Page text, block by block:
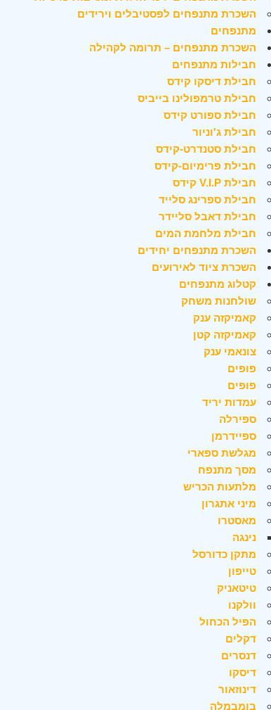
השכרת מתנפחים לפסטיבלים וירידים
מתנפחים
השכרת מתנפחים – תרומה לקהילה
חבילות מתנפחים
חבילת דיסקו קידס
חבילת טרמפולינו בייביס
חבילת ספורט קידס
חבילת ג'וניור
חבילת סטנדרט-קידס
חבילת פרימיום-קידס
חבילת V.I.P קידס
חבילת ספרינג סלייד
חבילת דאבל סליידר
חבילת מלחמת המים
השכרת מתנפחים יחידים
השכרת ציוד לאירועים
קטלוג מתנפחים
שולחנות משחק
קאמיקזה ענק
קאמיקזה קטן
צונאמי ענק
פופים
פופים
עמדות יריד
ספירלה
ספיידרמן
מגלשת ספארי
מסך מתנפח
מלתעות הכריש
מיני אתגרון
מאסטרו
נינגה
מתקן כדורסל
טייפון
טיטאניק
וולקנו
הפיל הכחול
דקלים
דנסרים
דיסקו
דינוזאור
בומבמלה